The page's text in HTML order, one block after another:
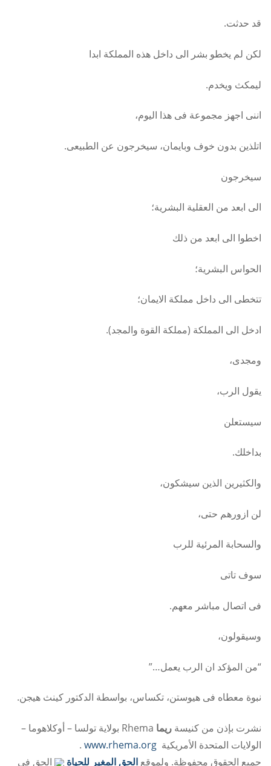
قد حدثت.
لكن لم يخطو بشر الى داخل هذه المملكة ابدا
ليمكث ويخدم.
اننى اجهز مجموعة فى هذا اليوم،
اتلذين بدون خوف وبايمان، سيخرجون عن الطبيعى.
سيخرجون
الى ابعد من العقلية البشرية؛
اخطوا الى ابعد من ذلك
الحواس البشرية؛
تتخطى الى داخل مملكة الايمان؛
ادخل الى المملكة (مملكة القوة والمجد).
ومجدى،
يقول الرب،
سيستعلن
بداخلك.
والكثيرين الذين سيشكون،
لن ازورهم حتى،
والسحابة المرئية للرب
سوف تاتى
فى اتصال مباشر معهم.
وسيقولون،
“من المؤكد ان الرب يعمل…”
نبوة معطاه فى هيوستن، تكساس، بواسطة الدكتور كينث هيجن.
نشرت بإذن من كنيسة ريما
Rhema بولاية تولسا – أوكلاهوما –
الولايات المتحدة الأمريكية www.rhema.org
.
جميع الحقوق محفوظة. ولموقع الحق المغير للحياة الحق في